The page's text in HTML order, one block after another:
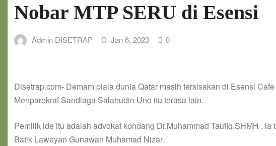
Nobar MTP SERU di Esensi
Admin DISETRAP Jan 6, 2023 0
Disetrap.com- Demam piala dunia Qatar masih tersisakan di Esensi
Menparekraf Sandiaga Salahudin Uno itu terasa lain.
Pemilik ide itu adalah advokat kondang Dr.Muhammad Taufiq.SHMH ,
Batik Laweyan Gunawan Muhamad Nizar.